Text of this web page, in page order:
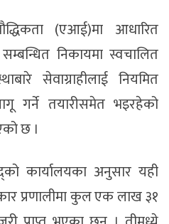
(एआई)मा आधारित
सम्बन्धित निकायमा स्वचालित
सेवाग्राहीलाई नियमित
गर्ने तयारीसमेत भइरहेको
छ ।
कार्यालयका अनुसार यही
प्रणालीमा कुल एक लाख ३१